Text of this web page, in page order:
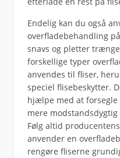
Endelig kan du også
overfladebehandling
snavs og pletter
forskellige typer
anvendes til fliser,
speciel flisebeskytter.
hjælpe med at forsegle
mere
Følg altid
anvender en
rengøre fliserne